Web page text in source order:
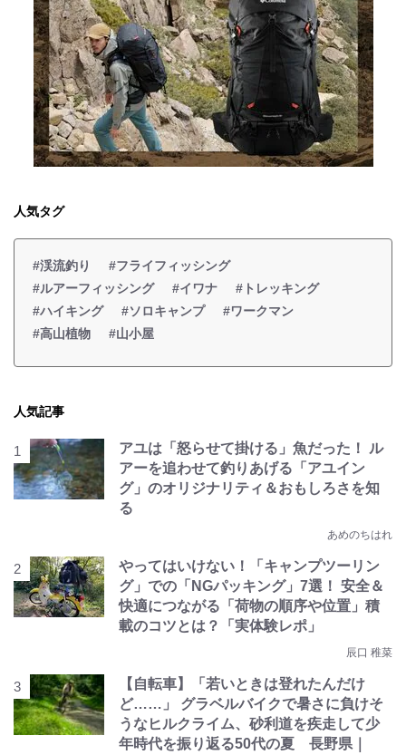
人気タグ
#渓流釣り
#フライフィッシング
#ルアーフィッシング
#イワナ
#トレッキング
#ハイキング
#ソロキャンプ
#ワークマン
#高山植物
#山小屋
人気記事
アユは「怒らせて掛ける」魚だった！ ル
アーを追わせて釣りあげる「アユイン
グ」のオリジナリティ＆おもしろさを知
る
あめのちはれ
やってはいけない！「キャンプツーリン
グ」での「NGパッキング」7選！ 安全＆
快適につながる「荷物の順序や位置」積
載のコツとは？「実体験レポ」
辰口 稚菜
【自転車】「若いときは登れたんだけ
ど……」 グラベルバイクで暑さに負けそ
うなヒルクライム、砂利道を疾走して少
年時代を振り返る50代の夏 長野県｜